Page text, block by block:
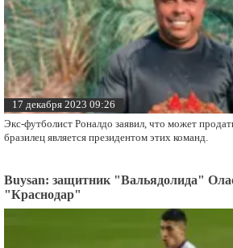
17 декабря 2023 09:26
Экс-футболист Роналдо заявил, что может
бразилец является президентом этих команд.
Buysan: защитник "Вальядолида"
"Краснодар"